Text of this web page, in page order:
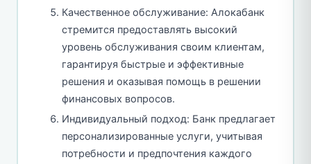
Качественное обслуживание: Алокабанк
стремится предоставлять высокий
уровень обслуживания своим клиентам,
гарантируя быстрые и эффективные
решения и оказывая помощь в решении
финансовых вопросов.
Индивидуальный подход: Банк предлагает
персонализированные услуги, учитывая
потребности и предпочтения каждого